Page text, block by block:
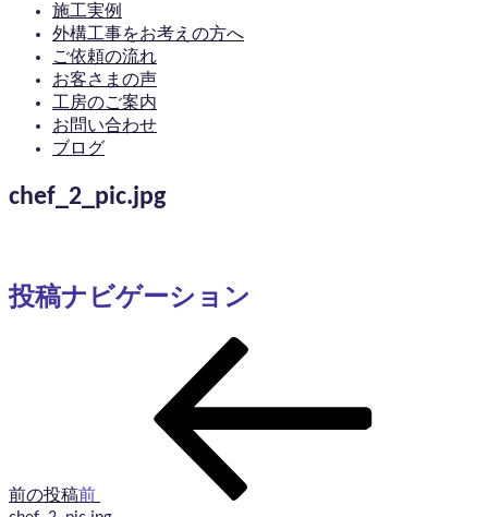
施工実例
外構工事をお考えの方へ
ご依頼の流れ
お客さまの声
工房のご案内
お問い合わせ
ブログ
chef_2_pic.jpg
投稿ナビゲーション
前の投稿前